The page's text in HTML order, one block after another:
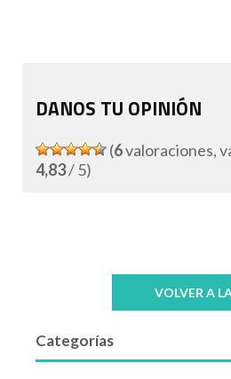
DANOS TU OPINIÓN
(6valoraciones,
4,83/ 5)
VOLVER A
Categorías